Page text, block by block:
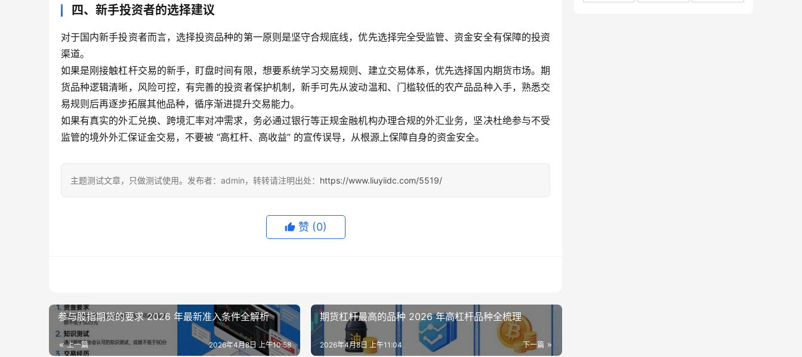
四、新手投资者的选择建议
对于国内新手投资者而言，选择投资品种的第一原则是坚守合规底线，优先选择完全受监管、资金安全有保障的投资
渠道。
如果是刚接触杠杆交易的新手，盯盘时间有限，想要系统学习交易规则、建立交易体系，优先选择国内期货市场。期
货品种逻辑清晰，风险可控，有完善的投资者保护机制，新手可先从波动温和、门槛较低的农产品品种入手，熟悉交
易规则后再逐步拓展其他品种，循序渐进提升交易能力。
如果有真实的外汇兑换、跨境汇率对冲需求，务必通过银行等正规金融机构办理合规的外汇业务，坚决杜绝参与不受
监管的境外外汇保证金交易，不要被 “高杠杆、高收益” 的宣传误导，从根源上保障自身的资金安全。
主题测试文章，只做测试使用。发布者：admin，转转请注明出处： https://www.liuyiidc.com/5519/
赞 (0)
参与股指期货的要求 2026 年最新准入条件全解析
上一篇 2026年4月8日 上午10:58
期货杠杆最高的品种 2026 年高杠杆品种全梳理
下一篇
2026年4月8日 上午11:04